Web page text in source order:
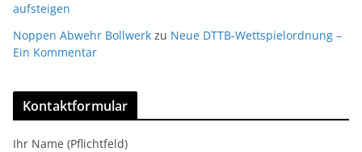
aufsteigen
Noppen Abwehr Bollwerk zu Neue DTTB-Wettspielordnung –
Ein Kommentar
Kontaktformular
Ihr Name (Pflichtfeld)